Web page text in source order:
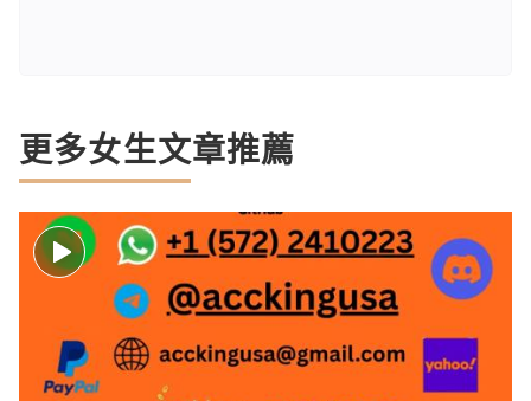
更多女生文章推薦